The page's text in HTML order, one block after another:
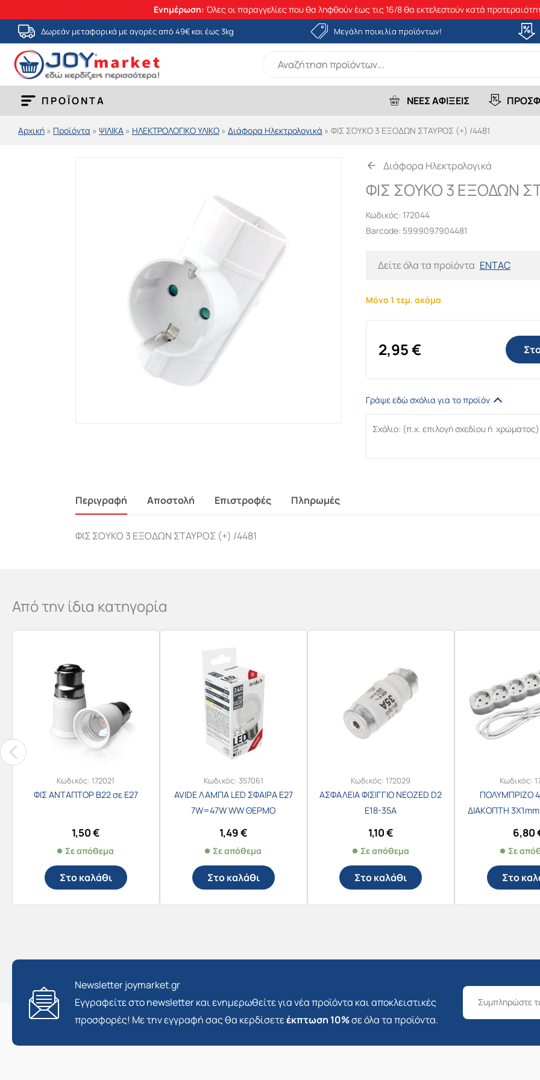
Ενημέρωση: Όλες οι παραγγελίες που θα ληφθούν έως τις 16/8 θα εκτελεστούν κατά
Μετάβαση
στο
περιεχόμενο
Δωρεάν μεταφορικά με αγορές από 49€ και έως 3kg Μεγάλη ποικιλία προϊόντων!
ΠΡΟΪΟΝΤΑ ΝΕΕΣ ΑΦΙΞΕΙΣ
Αρχική » Προϊόντα » ΨΙΛΙΚΑ » ΗΛΕΚΤΡΟΛΟΓΙΚΟ ΥΛΙΚΟ » Διάφορα Ηλεκτρολογικά » ΦΙΣ ΣΟΥΚΟ 3 ΕΞΟΔΩΝ ΣΤΑΥΡΟΣ (+) /4481
Διάφορα Ηλεκτρολογικά
ΦΙΣ ΣΟΥΚΟ 3 ΕΞΟΔΩΝ
Κωδικός: 172044
Barcode: 5999097904481
Δείτε όλα τα προϊόντα ENTAC
Μόνο 1 τεμ. ακόμα
2,95€
Γράψε εδώ σχόλια για το προϊόν
Περιγραφή Αποστολή Επιστροφές Πληρωμές
ΦΙΣ ΣΟΥΚΟ 3 ΕΞΟΔΩΝ ΣΤΑΥΡΟΣ (+) /4481
Από την ίδια κατηγορία
Κωδικός: 172021
ΦΙΣ ΑΝΤΑΠΤΟΡ B22 σε E27
1,50€
Σε απόθεμα
Στο καλάθι
Κωδικός: 357061
AVIDE ΛΑΜΠΑ LED ΣΦΑΙΡΑ E27
7W=47W WW ΘΕΡΜΟ
1,49€
Σε απόθεμα
Στο καλάθι
Κωδικός: 172029
ΑΣΦΑΛΕΙΑ ΦΙΣΙΓΓΙΟ NEOZED D2
E18-35A
1,10€
Σε απόθεμα
Στο καλάθι
Κωδικός:
ΠΟΛΥΜΠΡΙΖΟ 4
ΔΙΑΚΟΠΤΗ
6,80
Σε
Στο
Newsletter joymarket.gr
Εγγραφείτε στο newsletter και ενημερωθείτε για νέα προϊόντα και αποκλειστικές
προσφορές! Με την εγγραφή σας θα κερδίσετεέκπτωση 10%σε όλα τα προϊόντα.